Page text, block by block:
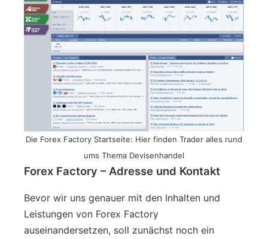
Die Forex Factory Startseite: Hier finden Trader alles rund
ums Thema Devisenhandel
Forex Factory – Adresse und Kontakt
Bevor wir uns genauer mit den Inhalten und
Leistungen von Forex Factory
auseinandersetzen, soll zunächst noch ein